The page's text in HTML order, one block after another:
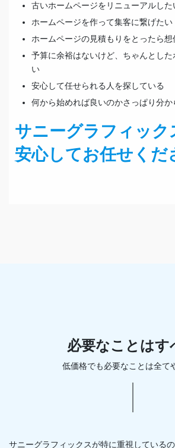
古いホームページをリニューアルした
ホームページを作って集客に繋げたい
ホームページの見積もりをとったら
予算に余裕はないけど、ちゃんとし
い
安心して任せられる人を探している
何から始めれば良いのかさっぱり分か
サニーグラフィック
安心してお任せくだ
必要なことはす
低価格でも必要なことは全て
サニーグラフィックスが特に重視している